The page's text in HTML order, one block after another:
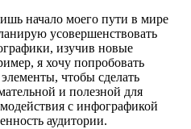
начало моего пути в мире
усовершенствовать
изучив новые
я хочу попробовать
чтобы сделать
и полезной для
с инфографикой
аудитории.